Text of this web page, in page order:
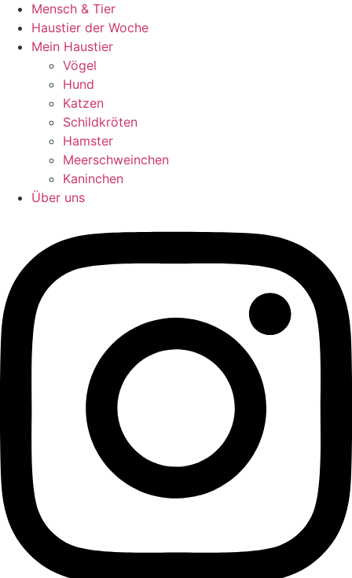
Mensch & Tier
Haustier der Woche
Mein Haustier
Vögel
Hund
Katzen
Schildkröten
Hamster
Meerschweinchen
Kaninchen
Über uns